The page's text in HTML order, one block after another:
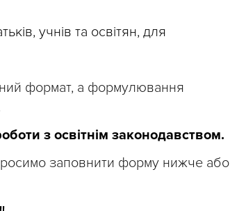
учнів та освітян, для
формат, а формулювання
з освітнім законодавством.
заповнити форму нижче або